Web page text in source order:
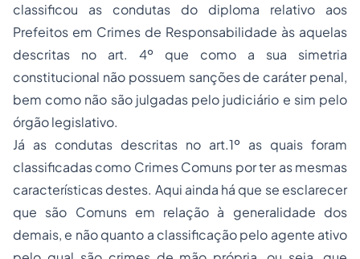
classificou as condutas do diploma relativo aos
Prefeitos em Crimes de Responsabilidade às aquelas
descritas no art. 4º que como a sua simetria
constitucional não possuem sanções de caráter penal,
bem como não são julgadas pelo judiciário e sim pelo
órgão legislativo.
Já as condutas descritas no art.1º as quais foram
classificadas como Crimes Comuns por ter as mesmas
características destes. Aqui ainda há que se esclarecer
que são Comuns em relação à generalidade dos
demais, e não quanto a classificação pelo agente ativo